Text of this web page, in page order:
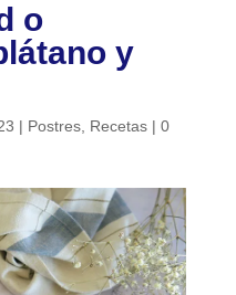
o
y
| Postres, Recetas| 0